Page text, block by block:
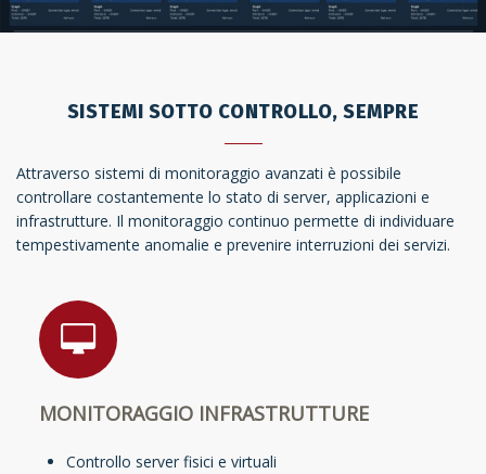
SISTEMI SOTTO CONTROLLO, SEMPRE
Attraverso sistemi di monitoraggio avanzati è possibile
controllare costantemente lo stato di server, applicazioni e
infrastrutture. Il monitoraggio continuo permette di individuare
tempestivamente anomalie e prevenire interruzioni dei servizi.
MONITORAGGIO INFRASTRUTTURE
Controllo server fisici e virtuali